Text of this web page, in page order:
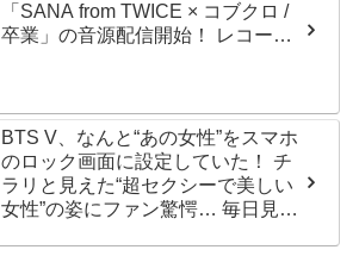
「SANA from TWICE × コブクロ /
卒業」の音源配信開始！ レコーデ
BTS V、なんと“あの女性”をスマホ
のロック画面に設定していた！ チ
ラリと見えた“超セクシーで美しい
女性”の姿にファン驚愕… 毎日見る